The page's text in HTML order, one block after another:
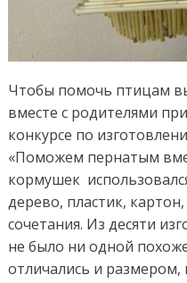
Чтобы помочь птицам
вместе с родителями
конкурсе по
«Поможем пернатым
кормушек
дерево, пластик,
сочетания. Из десяти
не было ни одной
отличались и